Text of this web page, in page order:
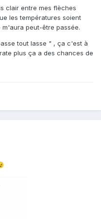
clair entre mes flèches
les températures soient
peut-être passée.
tout lasse " , ça c'est à
plus ça a des chances de